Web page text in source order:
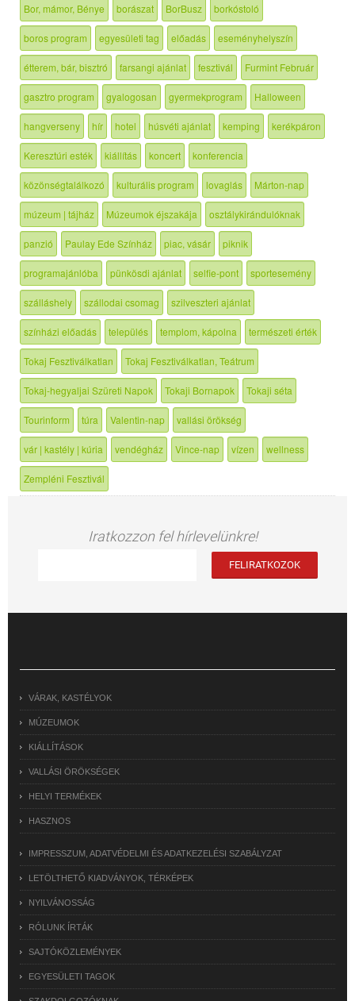
Bor, mámor, Bénye borászat BorBusz borkóstoló
boros program egyesületi tag előadás eseményhelyszín
étterem, bár, bisztró farsangi ajánlat fesztivál Furmint Február
gasztro program gyalogosan gyermekprogram Halloween
hangverseny hír hotel húsvéti ajánlat kemping kerékpáron
Keresztúri esték kiállítás koncert konferencia
közönségtalálkozó kulturális program lovaglás Márton-nap
múzeum | tájház Múzeumok éjszakája osztálykirándulóknak
panzió Paulay Ede Színház piac, vásár piknik
programajánlóba pünkösdi ajánlat selfie-pont sportesemény
szálláshely szállodai csomag szilveszteri ajánlat
színházi előadás település templom, kápolna természeti érték
Tokaj Fesztiválkatlan Tokaj Fesztiválkatlan, Teátrum
Tokaj-hegyaljai Szüreti Napok Tokaji Bornapok Tokaji séta
Tourinform túra Valentin-nap vallási örökség
vár | kastély | kúria vendégház Vince-nap vízen wellness
Zempléni Fesztivál
Iratkozzon fel hírlevelünkre!
VÁRAK, KASTÉLYOK
MÚZEUMOK
KIÁLLÍTÁSOK
VALLÁSI ÖRÖKSÉGEK
HELYI TERMÉKEK
HASZNOS
IMPRESSZUM, ADATVÉDELMI ÉS ADATKEZELÉSI SZABÁLYZAT
LETÖLTHETŐ KIADVÁNYOK, TÉRKÉPEK
NYILVÁNOSSÁG
RÓLUNK ÍRTÁK
SAJTÓKÖZLEMÉNYEK
EGYESÜLETI TAGOK